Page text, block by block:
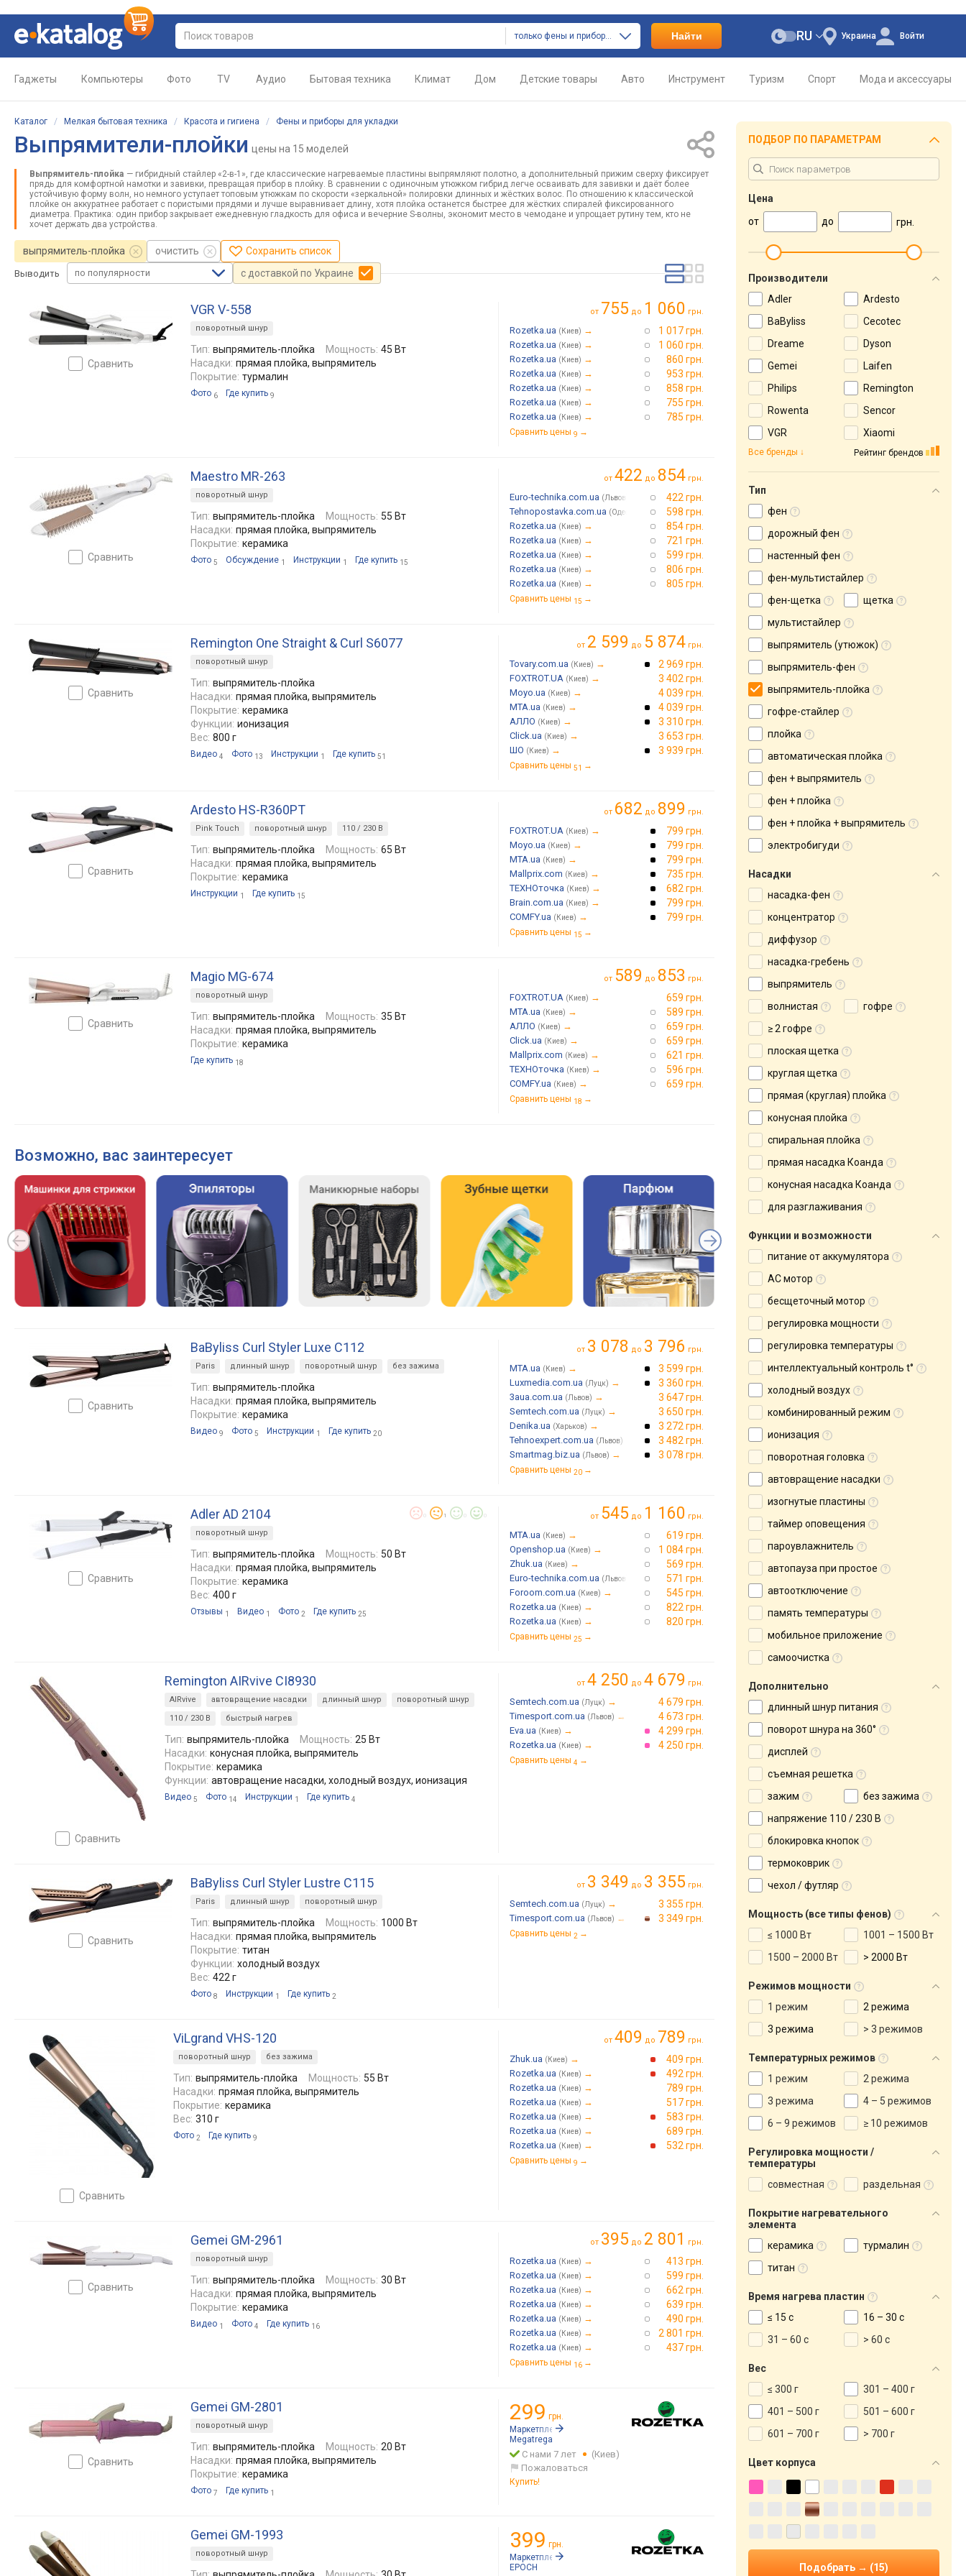
только фены и приборы для укладки Найти Украина
RU Войти
Гаджеты Компьютеры Фото TV Аудио Бытовая техника Климат Дом Детские товары Авто Инструмент Туризм Спорт Мода и аксессуары
Каталог / Мелкая бытовая техника / Красота и гигиена / Фены и приборы для укладки
Выпрямители-плойки цены на 15 моделей
Выпрямитель-плойка — гибридный стайлер «2-в-1», где классические нагреваемые пластины выпрямляют полотно, а дополнительный прижим сверху фиксирует
прядь для комфортной намотки и завивки, превращая прибор в плойку. В сравнении с одиночным утюжком гибрид легче осваивать для завивки и даёт более
устойчивую форму волн, но немного уступает топовым утюжкам по скорости «зеркальной» полировки длинных и жёстких волос. По отношению к классической
плойке он аккуратнее работает с пористыми прядями и лучше выравнивает длину, хотя плойка останется быстрее для жёстких спиралей фиксированного
диаметра. Практика: один прибор закрывает ежедневную гладкость для офиса и вечерние S-волны, экономит место в чемодане и упрощает рутину тем, кто не
хочет держать два устройства.
выпрямитель-плойка очистить Сохранить список
Выводить по популярности с доставкой по Украине
сравнить
VGR V-558
поворотный шнур
Тип: выпрямитель-плойка Мощность: 45 Вт
Насадки: прямая плойка, выпрямитель
Покрытие: турмалин
Фото 6 Где купить 9
от 755 до 1 060 грн.
Rozetka.ua (Киев) → 1 017 грн.
Rozetka.ua (Киев) → 1 060 грн.
Rozetka.ua (Киев) → 860 грн.
Rozetka.ua (Киев) → 953 грн.
Rozetka.ua (Киев) → 858 грн.
Rozetka.ua (Киев) → 755 грн.
Rozetka.ua (Киев) → 785 грн.
Сравнить цены 9 →
сравнить
Maestro MR-263
поворотный шнур
Тип: выпрямитель-плойка Мощность: 55 Вт
Насадки: прямая плойка, выпрямитель
Покрытие: керамика
Фото 5 Обсуждение 1 Инструкции 1 Где купить 15
от 422 до 854 грн.
Euro-technika.com.ua (Львов) 422 грн.
Tehnopostavka.com.ua (Одесса) → 598 грн.
Rozetka.ua (Киев) → 854 грн.
Rozetka.ua (Киев) → 721 грн.
Rozetka.ua (Киев) → 599 грн.
Rozetka.ua (Киев) → 806 грн.
Rozetka.ua (Киев) → 805 грн.
Сравнить цены 15 →
сравнить
Remington One Straight & Curl S6077
поворотный шнур
Тип: выпрямитель-плойка
Насадки: прямая плойка, выпрямитель
Покрытие: керамика
Функции: ионизация
Вес: 800 г
Видео 4 Фото 13 Инструкции 1 Где купить 51
от 2 599 до 5 874 грн.
Tovary.com.ua (Киев) → 2 969 грн.
FOXTROT.UA (Киев) → 3 402 грн.
Moyo.ua (Киев) → 4 039 грн.
MTA.ua (Киев) → 4 039 грн.
АЛЛО (Киев) → 3 310 грн.
Click.ua (Киев) → 3 653 грн.
ШО (Киев) → 3 939 грн.
Сравнить цены 51 →
сравнить
Ardesto HS-R360PT
Pink Touch поворотный шнур 110 / 230 В
Тип: выпрямитель-плойка Мощность: 65 Вт
Насадки: прямая плойка, выпрямитель
Покрытие: керамика
Инструкции 1 Где купить 15
от 682 до 899 грн.
FOXTROT.UA (Киев) → 799 грн.
Moyo.ua (Киев) → 799 грн.
MTA.ua (Киев) → 799 грн.
Mallprix.com (Киев) → 735 грн.
ТЕХНОточка (Киев) → 682 грн.
Brain.com.ua (Киев) → 799 грн.
COMFY.ua (Киев) → 799 грн.
Сравнить цены 15 →
сравнить
Magio MG-674
поворотный шнур
Тип: выпрямитель-плойка Мощность: 35 Вт
Насадки: прямая плойка, выпрямитель
Покрытие: керамика
Где купить 18
от 589 до 853 грн.
FOXTROT.UA (Киев) → 659 грн.
MTA.ua (Киев) → 589 грн.
АЛЛО (Киев) → 659 грн.
Click.ua (Киев) → 659 грн.
Mallprix.com (Киев) → 621 грн.
ТЕХНОточка (Киев) → 596 грн.
COMFY.ua (Киев) → 659 грн.
Сравнить цены 18 →
Возможно, вас заинтересует
сравнить
BaByliss Curl Styler Luxe C112
Paris длинный шнур поворотный шнур без зажима
Тип: выпрямитель-плойка
Насадки: прямая плойка, выпрямитель
Покрытие: керамика
Видео 9 Фото 5 Инструкции 1 Где купить 20
от 3 078 до 3 796 грн.
MTA.ua (Киев) → 3 599 грн.
Luxmedia.com.ua (Луцк) → 3 360 грн.
3aua.com.ua (Львов) → 3 647 грн.
Semtech.com.ua (Луцк) → 3 650 грн.
Denika.ua (Харьков) → 3 272 грн.
Tehnoexpert.com.ua (Львов) 3 482 грн.
Smartmag.biz.ua (Львов) → 3 078 грн.
Сравнить цены 20 →
сравнить
Adler AD 2104 1
поворотный шнур
Тип: выпрямитель-плойка Мощность: 50 Вт
Насадки: прямая плойка, выпрямитель
Покрытие: керамика
Вес: 400 г
Отзывы 1 Видео 1 Фото 2 Где купить 25
от 545 до 1 160 грн.
MTA.ua (Киев) → 619 грн.
Openshop.ua (Киев) → 1 084 грн.
Zhuk.ua (Киев) → 569 грн.
Euro-technika.com.ua (Львов) 571 грн.
Foroom.com.ua (Киев) → 545 грн.
Rozetka.ua (Киев) → 822 грн.
Rozetka.ua (Киев) → 820 грн.
Сравнить цены 25 →
сравнить
Remington AIRvive CI8930
AIRvive автовращение насадки длинный шнур
поворотный шнур
110 / 230 В
быстрый нагрев
Тип: выпрямитель-плойка Мощность: 25 Вт
Насадки: конусная плойка, выпрямитель
Покрытие: керамика
Функции: автовращение насадки, холодный воздух, ионизация
Видео 5 Фото 14 Инструкции 1 Где купить 4
от 4 250 до 4 679 грн.
Semtech.com.ua (Луцк) → 4 679 грн.
Timesport.com.ua (Львов) → 4 673 грн.
Eva.ua (Киев) → 4 299 грн.
Rozetka.ua (Киев) → 4 250 грн.
Сравнить цены 4 →
сравнить
BaByliss Curl Styler Lustre C115
Paris длинный шнур поворотный шнур
Тип: выпрямитель-плойка Мощность: 1000 Вт
Насадки: прямая плойка, выпрямитель
Покрытие: титан
Функции: холодный воздух
Вес: 422 г
Фото 8 Инструкции 1 Где купить 2
от 3 349 до 3 355 грн.
Semtech.com.ua (Луцк) → 3 355 грн.
Timesport.com.ua (Львов) → 3 349 грн.
Сравнить цены 2 →
сравнить
ViLgrand VHS-120
поворотный шнур без зажима
Тип: выпрямитель-плойка Мощность: 55 Вт
Насадки: прямая плойка, выпрямитель
Покрытие: керамика
Вес: 310 г
Фото 2 Где купить 9
от 409 до 789 грн.
Zhuk.ua (Киев) → 409 грн.
Rozetka.ua (Киев) → 492 грн.
Rozetka.ua (Киев) → 789 грн.
Rozetka.ua (Киев) → 517 грн.
Rozetka.ua (Киев) → 583 грн.
Rozetka.ua (Киев) → 689 грн.
Rozetka.ua (Киев) → 532 грн.
Сравнить цены 9 →
сравнить
Gemei GM-2961
поворотный шнур
Тип: выпрямитель-плойка Мощность: 30 Вт
Насадки: прямая плойка, выпрямитель
Покрытие: керамика
Видео 1 Фото 4 Где купить 16
от 395 до 2 801 грн.
Rozetka.ua (Киев) → 413 грн.
Rozetka.ua (Киев) → 599 грн.
Rozetka.ua (Киев) → 662 грн.
Rozetka.ua (Киев) → 639 грн.
Rozetka.ua (Киев) → 490 грн.
Rozetka.ua (Киев) → 2 801 грн.
Rozetka.ua (Киев) → 437 грн.
Сравнить цены 16 →
сравнить
Gemei GM-2801
поворотный шнур
Тип: выпрямитель-плойка Мощность: 20 Вт
Насадки: прямая плойка, выпрямитель
Покрытие: керамика
Фото 7 Где купить 1
299 грн.
Маркетплейс:
Megatrega
С нами 7 лет
(Киев)
Пожаловаться
Купить!
Gemei GM-1993
поворотный шнур
399 грн.
Маркетплейс:
EPOCH
ПОДБОР ПО ПАРАМЕТРАМ
Цена
от
до грн.
Производители
Adler
Ardesto
BaByliss
Cecotec
Dreame
Dyson
Gemei
Laifen
Philips
Remington
Rowenta
Sencor
VGR
Xiaomi
Рейтинг брендов
Все бренды
Тип
фен
дорожный фен
настенный фен
фен-мультистайлер
фен-щетка
щетка
мультистайлер
выпрямитель (утюжок)
выпрямитель-фен
выпрямитель-плойка
гофре-стайлер
плойка
автоматическая плойка
фен + выпрямитель
фен + плойка
фен + плойка + выпрямитель
электробигуди
Насадки
насадка-фен
концентратор
диффузор
насадка-гребень
выпрямитель
волнистая
гофре
≥ 2 гофре
плоская щетка
круглая щетка
прямая (круглая) плойка
конусная плойка
спиральная плойка
прямая насадка Коанда
конусная насадка Коанда
для разглаживания
Функции и возможности
питание от аккумулятора
AC мотор
бесщеточный мотор
регулировка мощности
регулировка температуры
интеллектуальный контроль t°
холодный воздух
комбинированный режим
ионизация
поворотная головка
автовращение насадки
изогнутые пластины
таймер оповещения
пароувлажнитель
автопауза при простое
автоотключение
память температуры
мобильное приложение
самоочистка
Дополнительно
длинный шнур питания
поворот шнура на 360°
дисплей
съемная решетка
зажим
без зажима
напряжение 110 / 230 В
блокировка кнопок
термоковрик
чехол / футляр
Мощность (все типы фенов)
≤ 1000 Вт
1001 – 1500 Вт
1500 – 2000 Вт
> 2000 Вт
Режимов мощности
1 режим
2 режима
3 режима
> 3 режимов
Температурных режимов
1 режим
2 режима
3 режима
4 – 5 режимов
6 – 9 режимов
≥ 10 режимов
Регулировка мощности /
температуры
совместная
раздельная
Покрытие нагревательного
элемента
керамика
турмалин
титан
Время нагрева пластин
≤ 15 с
16 – 30 с
31 – 60 с
> 60 с
Вес
≤ 300 г
301 – 400 г
401 – 500 г
501 – 600 г
601 – 700 г
> 700 г
Цвет корпуса